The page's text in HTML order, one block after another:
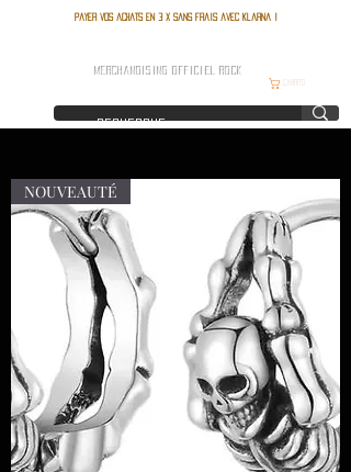
Payer vos achats en 3 x sans frais avec Klarna !
MERCHANDISING OFFICIEL ROCK
NOUVEAUTÉ